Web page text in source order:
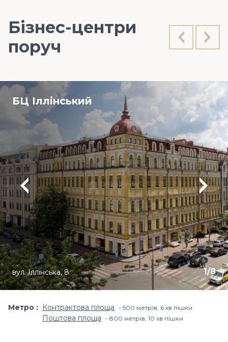
Бізнес-центри
поруч
БЦ Іллінський
1/8
вул. Іллінська, 8
Метро Контрактова площа 500 метрів, 6 хв пішки
Поштова площа 800 метрів, 10 хв пішки